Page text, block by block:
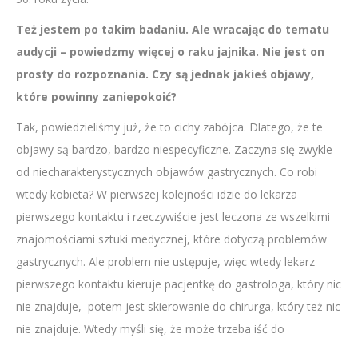
Też jestem po takim badaniu. Ale wracając do tematu
audycji – powiedzmy więcej o raku jajnika. Nie jest on
prosty do rozpoznania. Czy są jednak jakieś objawy,
które powinny zaniepokoić?
Tak, powiedzieliśmy już, że to cichy zabójca. Dlatego, że te
objawy są bardzo, bardzo niespecyficzne. Zaczyna się zwykle
od niecharakterystycznych objawów gastrycznych. Co robi
wtedy kobieta? W pierwszej kolejności idzie do lekarza
pierwszego kontaktu i rzeczywiście jest leczona ze wszelkimi
znajomościami sztuki medycznej, które dotyczą problemów
gastrycznych. Ale problem nie ustępuje, więc wtedy lekarz
pierwszego kontaktu kieruje pacjentkę do gastrologa, który nic
nie znajduje, potem jest skierowanie do chirurga, który też nic
nie znajduje. Wtedy myśli się, że może trzeba iść do